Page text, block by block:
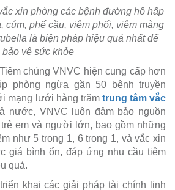
xin phòng các bệnh đường hô hấp
cúm, phế cầu, viêm phổi, viêm màng
là biện pháp hiệu quả nhất để
bảo vệ sức khỏe
chủng VNVC hiện cung cấp hơn
phòng ngừa gần 50 bệnh truyền
mạng lưới hàng trăm trung tâm vắc
nước, VNVC luôn đảm bảo nguồn
em và người lớn, bao gồm những
như 5 trong 1, 6 trong 1, và vắc xin
giá bình ổn, đáp ứng nhu cầu tiêm
quả.
khai các giải pháp tài chính linh